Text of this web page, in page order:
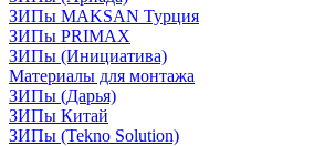
ЗИПы MAKSAN Турция
ЗИПы PRIMAX
ЗИПы (Инициатива)
Материалы для монтажа
ЗИПы (Дарья)
ЗИПы Китай
ЗИПы (Tekno Solution)